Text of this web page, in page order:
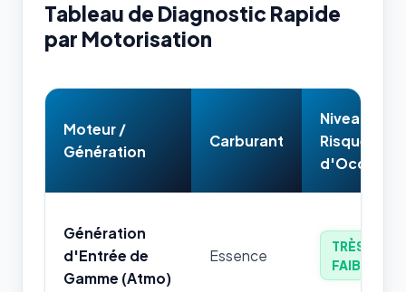
Tableau de Diagnostic Rapide
par Motorisation
Moteur /
Génération
Carburant
Niveau de
Risque
d'Occasion
Génération
d'Entrée de
Gamme (Atmo)
Essence
TRÈS
FAIBLE